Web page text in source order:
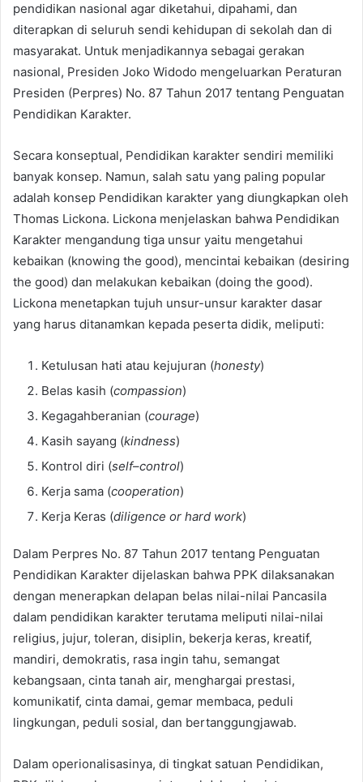
pendidikan nasional agar diketahui, dipahami, dan
diterapkan di seluruh sendi kehidupan di sekolah dan di
masyarakat. Untuk menjadikannya sebagai gerakan
nasional, Presiden Joko Widodo mengeluarkan Peraturan
Presiden (Perpres) No. 87 Tahun 2017 tentang Penguatan
Pendidikan Karakter.
Secara konseptual, Pendidikan karakter sendiri memiliki
banyak konsep. Namun, salah satu yang paling popular
adalah konsep Pendidikan karakter yang diungkapkan oleh
Thomas Lickona. Lickona menjelaskan bahwa Pendidikan
Karakter mengandung tiga unsur yaitu mengetahui
kebaikan (knowing the good), mencintai kebaikan (desiring
the good) dan melakukan kebaikan (doing the good).
Lickona menetapkan tujuh unsur-unsur karakter dasar
yang harus ditanamkan kepada peserta didik, meliputi:
Ketulusan hati atau kejujuran (honesty)
Belas kasih (compassion)
Kegagahberanian (courage)
Kasih sayang (kindness)
Kontrol diri (self–control)
Kerja sama (cooperation)
Kerja Keras (diligence or hard work)
Dalam Perpres No. 87 Tahun 2017 tentang Penguatan
Pendidikan Karakter dijelaskan bahwa PPK dilaksanakan
dengan menerapkan delapan belas nilai-nilai Pancasila
dalam pendidikan karakter terutama meliputi nilai-nilai
religius, jujur, toleran, disiplin, bekerja keras, kreatif,
mandiri, demokratis, rasa ingin tahu, semangat
kebangsaan, cinta tanah air, menghargai prestasi,
komunikatif, cinta damai, gemar membaca, peduli
lingkungan, peduli sosial, dan bertanggungjawab.
Dalam operionalisasinya, di tingkat satuan Pendidikan,